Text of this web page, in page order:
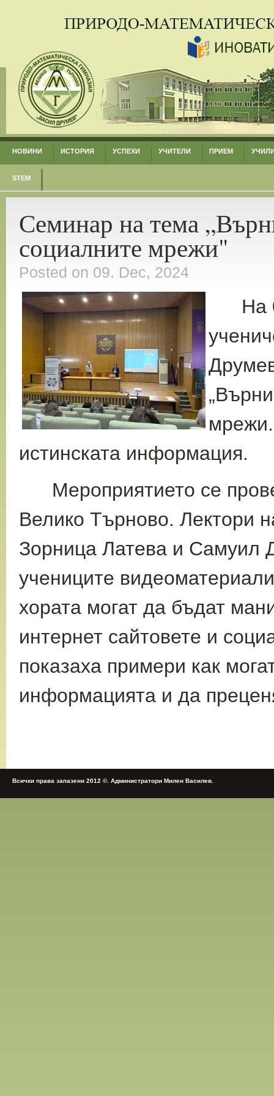
НОВИНИ ИСТОРИЯ УСПЕХИ УЧИТЕЛИ ПРИЕМ
STEM
Семинар на тема
социалните мрежи"
Posted on 09. Dec, 2024
На
истинската информация.
Мероприятието се
Велико Търново. Лектори
Зорница Латева и Самуил
учениците
хората могат да бъдат
интернет сайтовете и
показаха примери как
информацията и да
Всички права запазени 2012 ©. Администратори Милен Василев.